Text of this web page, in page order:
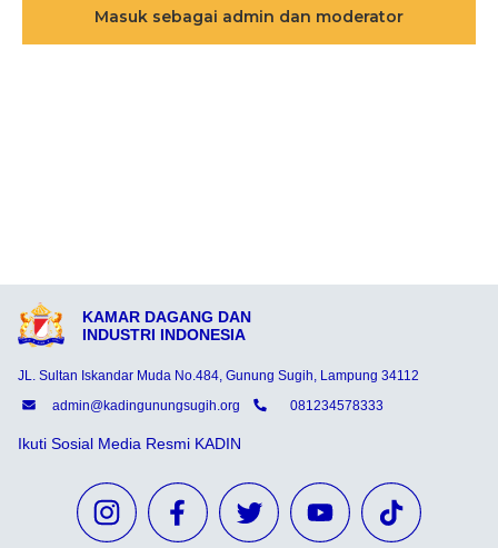
Masuk sebagai admin dan moderator
KAMAR DAGANG DAN
INDUSTRI INDONESIA
JL. Sultan Iskandar Muda No.484, Gunung Sugih, Lampung 34112
admin@kadingunungsugih.org
081234578333
Ikuti Sosial Media Resmi KADIN